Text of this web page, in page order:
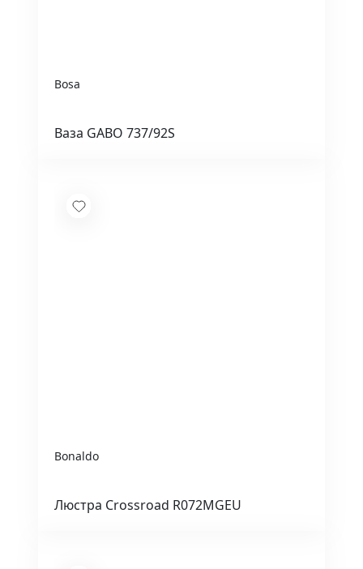
Bosa
Ваза GABO 737/92S
Bonaldo
Люстра Crossroad R072MGEU